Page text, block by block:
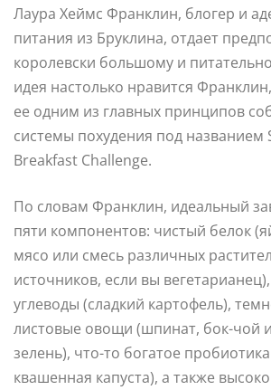
Лаура Хеймс Франклин, блогер и
питания из Бруклина, отдает
королевски большому и
идея настолько нравится
ее одним из главных принципов
системы похудения под названием
Breakfast Challenge.
По словам Франклин, идеальный
пяти компонентов: чистый белок
мясо или смесь различных
источников, если вы
углеводы (сладкий картофель),
листовые овощи (шпинат, бок-чой
зелень), что-то богатое
квашенная капуста), а также